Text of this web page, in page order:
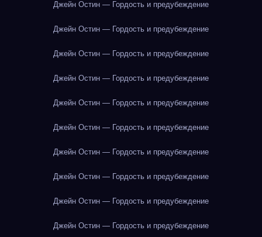
Джейн Остин — Гордость и предубеждение
Джейн Остин — Гордость и предубеждение
Джейн Остин — Гордость и предубеждение
Джейн Остин — Гордость и предубеждение
Джейн Остин — Гордость и предубеждение
Джейн Остин — Гордость и предубеждение
Джейн Остин — Гордость и предубеждение
Джейн Остин — Гордость и предубеждение
Джейн Остин — Гордость и предубеждение
Джейн Остин — Гордость и предубеждение